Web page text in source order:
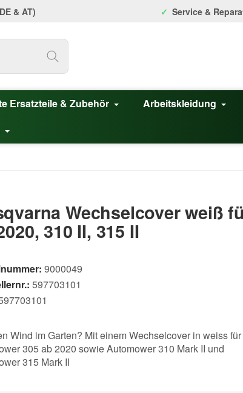
& AT) Service &
Ersatzteile & Zubehör Arbeitskleidung
Wechselcover weiß
310 II, 315 II
9000049
597703101
Wind im Garten? Mit einem Wechselcover in weiss für
305 ab 2020 sowie Automower 310 Mark II und
315 Mark II